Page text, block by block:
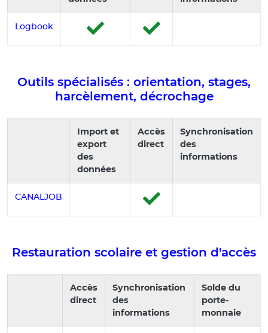
Logbook
Outils spécialisés : orientation, stages,
harcèlement, décrochage
Import et
export
des
données
Accès
direct
Synchronisation
des
informations
CANALJOB
Restauration scolaire et gestion d'accès
Accès
direct
Synchronisation
des
informations
Solde du
porte-
monnaie